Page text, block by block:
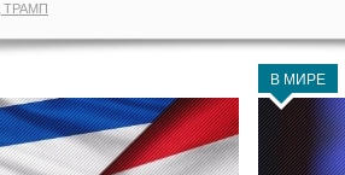
ТРАМП
В МИРЕ